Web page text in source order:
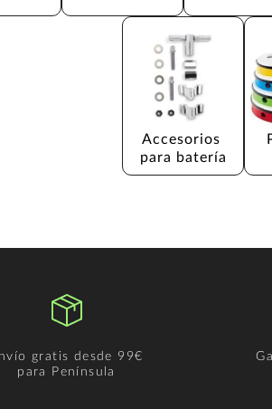
Accesorios
para batería
gratis desde 99€
para Península